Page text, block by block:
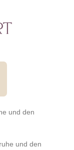
und den
und den